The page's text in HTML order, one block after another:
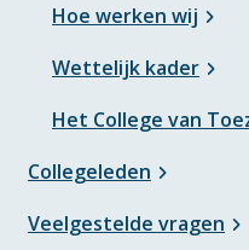
Hoe werken wij
Wettelijk kader
Het College van
Collegeleden
Veelgestelde vragen